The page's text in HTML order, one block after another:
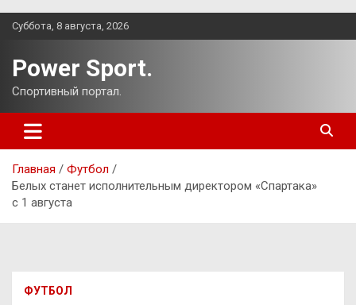
Перейти
Суббота, 8 августа, 2026
Power Sport.
Спортивный портал.
Главная
Футбол
Белых станет исполнительным директором «Спартака»
с 1 августа
ФУТБОЛ